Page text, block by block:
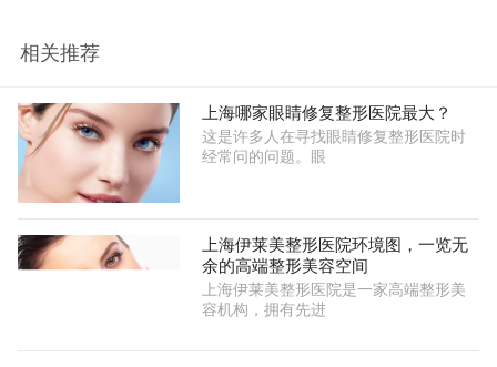
相关推荐
上海哪家眼睛修复整形医院最大？
这是许多人在寻找眼睛修复整形医院时
经常问的问题。眼
上海伊莱美整形医院环境图，一览无
余的高端整形美容空间
上海伊莱美整形医院是一家高端整形美
容机构，拥有先进